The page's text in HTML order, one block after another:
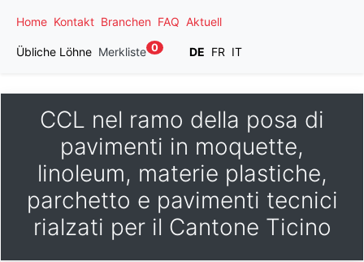
Home Kontakt Branchen FAQ Aktuell
Übliche Löhne Merkliste 0 DE FR IT
CCL nel ramo della posa di
pavimenti in moquette,
linoleum, materie plastiche,
parchetto e pavimenti tecnici
rialzati per il Cantone Ticino